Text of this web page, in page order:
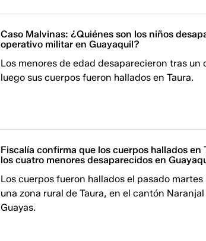
Caso Malvinas: ¿Quiénes son los niños
operativo militar en Guayaquil?
Los menores de edad desaparecieron tras un
luego sus cuerpos fueron hallados en Taura.
Fiscalía confirma que los cuerpos hallados en
los cuatro menores desaparecidos en
Los cuerpos fueron hallados el pasado
una zona rural de Taura, en el cantón
Guayas.